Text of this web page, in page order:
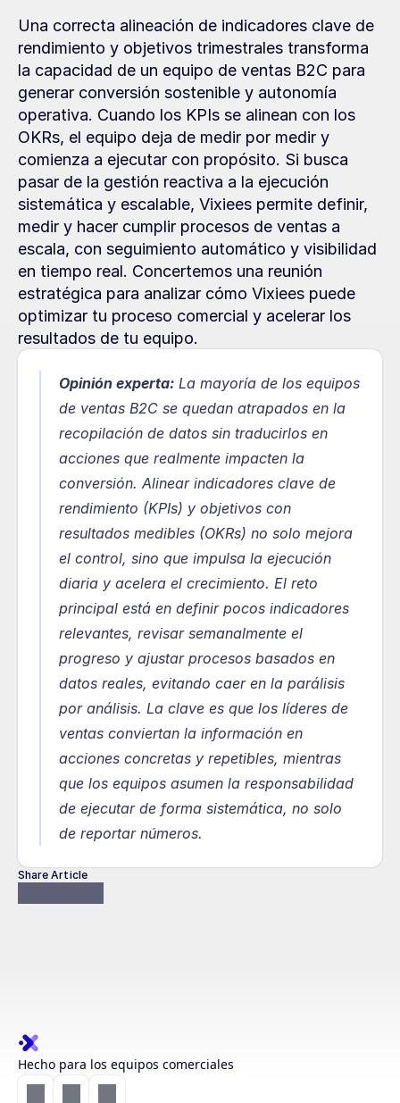
Una correcta alineación de indicadores clave de
rendimiento y objetivos trimestrales transforma
la capacidad de un equipo de ventas B2C para
generar conversión sostenible y autonomía
operativa. Cuando los KPIs se alinean con los
OKRs, el equipo deja de medir por medir y
comienza a ejecutar con propósito. Si busca
pasar de la gestión reactiva a la ejecución
sistemática y escalable, Vixiees permite definir,
medir y hacer cumplir procesos de ventas a
escala, con seguimiento automático y visibilidad
en tiempo real. Concertemos una reunión
estratégica para analizar cómo Vixiees puede
optimizar tu proceso comercial y acelerar los
resultados de tu equipo.
Opinión experta: La mayoría de los equipos
de ventas B2C se quedan atrapados en la
recopilación de datos sin traducirlos en
acciones que realmente impacten la
conversión. Alinear indicadores clave de
rendimiento (KPIs) y objetivos con
resultados medibles (OKRs) no solo mejora
el control, sino que impulsa la ejecución
diaria y acelera el crecimiento. El reto
principal está en definir pocos indicadores
relevantes, revisar semanalmente el
progreso y ajustar procesos basados en
datos reales, evitando caer en la parálisis
por análisis. La clave es que los líderes de
ventas conviertan la información en
acciones concretas y repetibles, mientras
que los equipos asumen la responsabilidad
de ejecutar de forma sistemática, no solo
de reportar números.
Share Article
Hecho para los equipos comerciales